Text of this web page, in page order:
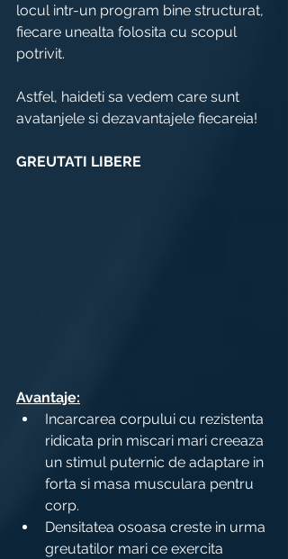
locul intr-un program bine structurat,
fiecare unealta folosita cu scopul
potrivit.
Astfel, haideti sa vedem care sunt
avatanjele si dezavantajele fiecareia!
GREUTATI LIBERE
Avantaje:
Incarcarea corpului cu rezistenta
ridicata prin miscari mari creeaza
un stimul puternic de adaptare in
forta si masa musculara pentru
corp.
Densitatea osoasa creste in urma
greutatilor mari ce exercita